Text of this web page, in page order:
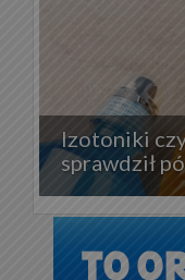
Izotoniki
sprawdził